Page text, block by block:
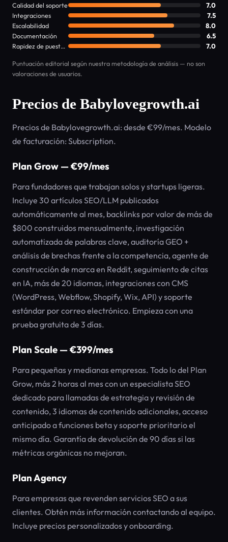
Calidad del soporte
7.0
Integraciones
7.5
Escalabilidad
8.0
Documentación
6.5
Rapidez de puesta en marcha
7.0
Puntuación editorial según nuestra metodología de análisis — no son
valoraciones de usuarios.
Precios de Babylovegrowth.ai
Precios de Babylovegrowth.ai: desde €99/mes. Modelo
de facturación: Subscription.
Plan Grow — €99/mes
Para fundadores que trabajan solos y startups ligeras.
Incluye 30 artículos SEO/LLM publicados
automáticamente al mes, backlinks por valor de más de
$800 construidos mensualmente, investigación
automatizada de palabras clave, auditoría GEO +
análisis de brechas frente a la competencia, agente de
construcción de marca en Reddit, seguimiento de citas
en IA, más de 20 idiomas, integraciones con CMS
(WordPress, Webflow, Shopify, Wix, API) y soporte
estándar por correo electrónico. Empieza con una
prueba gratuita de 3 días.
Plan Scale — €399/mes
Para pequeñas y medianas empresas. Todo lo del Plan
Grow, más 2 horas al mes con un especialista SEO
dedicado para llamadas de estrategia y revisión de
contenido, 3 idiomas de contenido adicionales, acceso
anticipado a funciones beta y soporte prioritario el
mismo día. Garantía de devolución de 90 días si las
métricas orgánicas no mejoran.
Plan Agency
Para empresas que revenden servicios SEO a sus
clientes. Obtén más información contactando al equipo.
Incluye precios personalizados y onboarding.